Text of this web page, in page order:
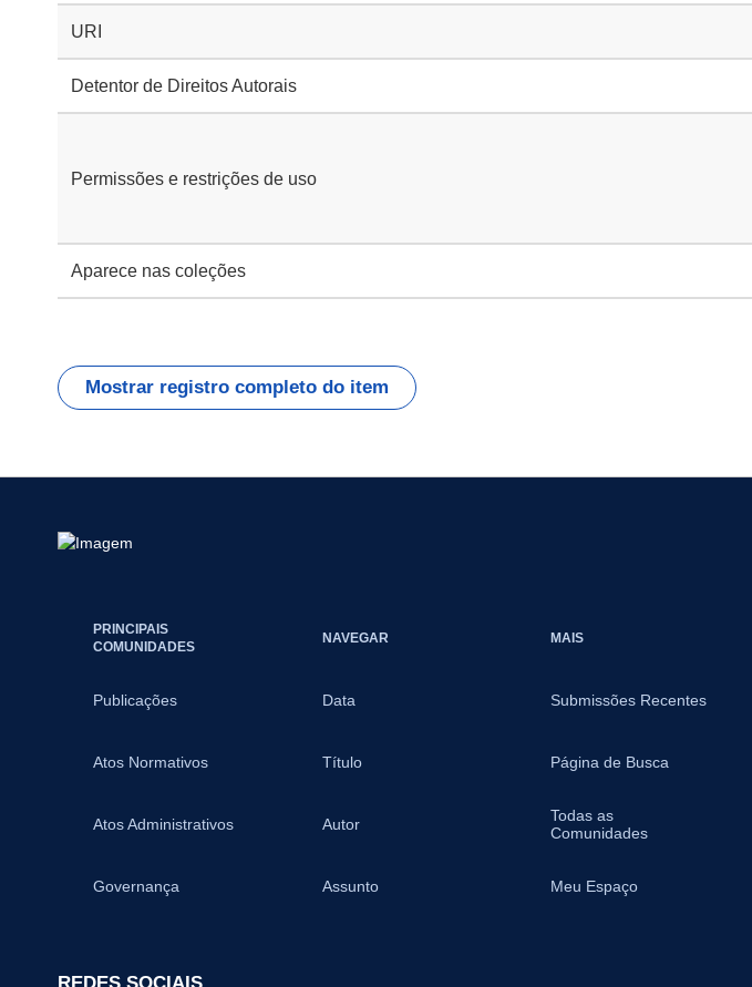
URI
Detentor de Direitos Autorais
Permissões e restrições de uso
Aparece nas coleções
Mostrar registro completo do item
PRINCIPAIS
COMUNIDADES
Publicações
Atos Normativos
Atos Administrativos
Governança
NAVEGAR
Data
Título
Autor
Assunto
MAIS
Submissões Recentes
Página de Busca
Todas as
Comunidades
Meu Espaço